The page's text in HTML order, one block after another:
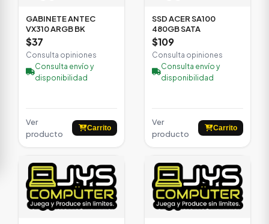
GABINETE ANTEC
VX310 ARGB BK
$37
Consulta opiniones
Consulta envío y
disponibilidad
Ver
producto
Carrito
SSD ACER SA100
480GB SATA
$109
Consulta opiniones
Consulta envío y
disponibilidad
Ver
producto
Carrito